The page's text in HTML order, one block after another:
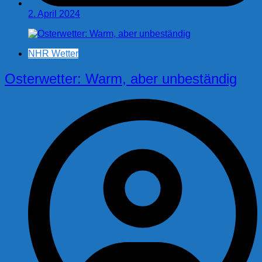
2. April 2024
NHR Wetter
Osterwetter: Warm, aber unbeständig